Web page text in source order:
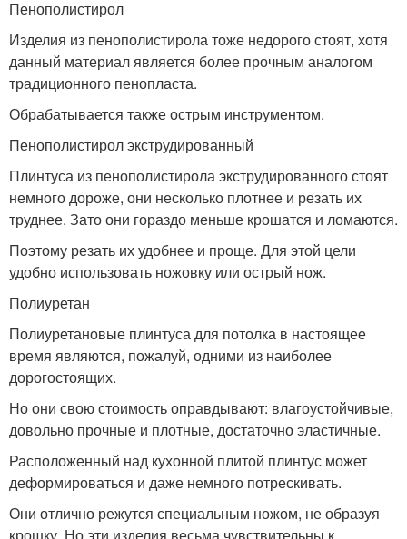
Пенополистирол
Изделия из пенополистирола тоже недорого стоят, хотя
данный материал является более прочным аналогом
традиционного пенопласта.
Обрабатывается также острым инструментом.
Пенополистирол экструдированный
Плинтуса из пенополистирола экструдированного стоят
немного дороже, они несколько плотнее и резать их
труднее. Зато они гораздо меньше крошатся и ломаются.
Поэтому резать их удобнее и проще. Для этой цели
удобно использовать ножовку или острый нож.
Полиуретан
Полиуретановые плинтуса для потолка в настоящее
время являются, пожалуй, одними из наиболее
дорогостоящих.
Но они свою стоимость оправдывают: влагоустойчивые,
довольно прочные и плотные, достаточно эластичные.
Расположенный над кухонной плитой плинтус может
деформироваться и даже немного потрескивать.
Они отлично режутся специальным ножом, не образуя